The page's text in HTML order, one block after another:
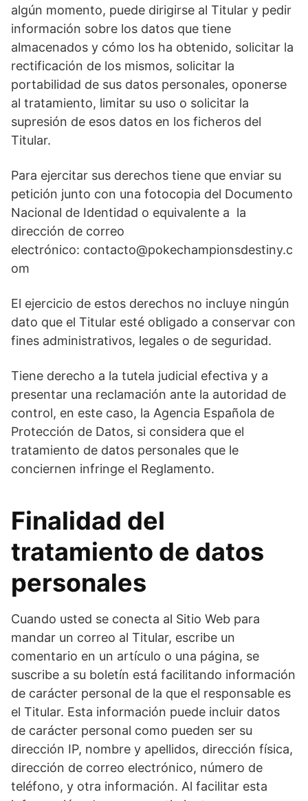
algún momento, puede dirigirse al Titular y pedir
información sobre los datos que tiene
almacenados y cómo los ha obtenido, solicitar la
rectificación de los mismos, solicitar la
portabilidad de sus datos personales, oponerse
al tratamiento, limitar su uso o solicitar la
supresión de esos datos en los ficheros del
Titular.
Para ejercitar sus derechos tiene que enviar su
petición junto con una fotocopia del Documento
Nacional de Identidad o equivalente a la
dirección de correo
electrónico: contacto@pokechampionsdestiny.c
om
El ejercicio de estos derechos no incluye ningún
dato que el Titular esté obligado a conservar con
fines administrativos, legales o de seguridad.
Tiene derecho a la tutela judicial efectiva y a
presentar una reclamación ante la autoridad de
control, en este caso, la Agencia Española de
Protección de Datos, si considera que el
tratamiento de datos personales que le
conciernen infringe el Reglamento.
Finalidad del
tratamiento de datos
personales
Cuando usted se conecta al Sitio Web para
mandar un correo al Titular, escribe un
comentario en un artículo o una página, se
suscribe a su boletín está facilitando información
de carácter personal de la que el responsable es
el Titular. Esta información puede incluir datos
de carácter personal como pueden ser su
dirección IP, nombre y apellidos, dirección física,
dirección de correo electrónico, número de
teléfono, y otra información. Al facilitar esta